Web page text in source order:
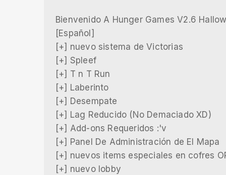
Bienvenido A Hunger Games V2.6
[Español]
[+] nuevo sistema de Victorias
[+] Spleef
[+] T n T Run
[+] Laberinto
[+] Desempate
[+] Lag Reducido (No Demaciado XD)
[+] Add-ons Requeridos :'v
[+] Panel De Administración de El Mapa
[+] nuevos items especiales en cofres
[+] nuevo lobby